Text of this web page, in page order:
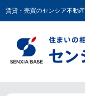
賃貸・売買のセンシア不動